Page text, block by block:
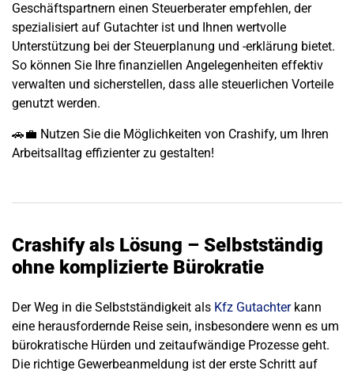
Geschäftspartnern einen Steuerberater empfehlen, der
spezialisiert auf Gutachterist und Ihnen wertvolle
Unterstützung bei der Steuerplanung und -erklärung bietet.
So können Sie Ihre finanziellen Angelegenheiten effektiv
verwalten und sicherstellen, dass alle steuerlichen Vorteile
genutzt werden.
🚗💼 Nutzen Sie die Möglichkeiten von Crashify, um Ihren
Arbeitsalltag effizienter zu gestalten!
Crashify als Lösung – Selbstständig
ohne komplizierte Bürokratie
Der Weg in die Selbstständigkeit als Kfz Gutachterkann
eine herausfordernde Reise sein, insbesondere wenn es um
bürokratische Hürden und zeitaufwändige Prozesse geht.
Die richtige Gewerbeanmeldung ist der erste Schritt auf